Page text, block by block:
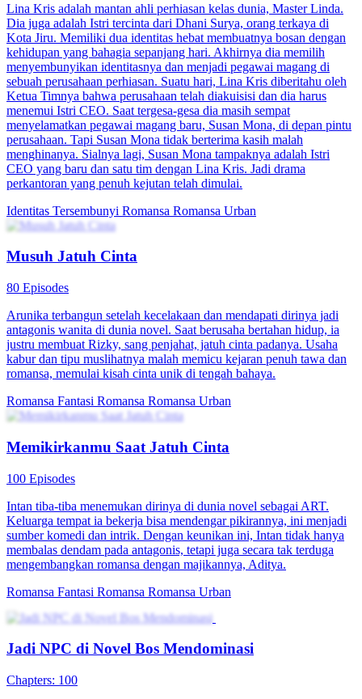
Lina Kris adalah mantan ahli perhiasan kelas dunia, Master Linda.
Dia juga adalah Istri tercinta dari Dhani Surya, orang terkaya di
Kota Jiru. Memiliki dua identitas hebat membuatnya bosan dengan
kehidupan yang bahagia sepanjang hari. Akhirnya dia memilih
menyembunyikan identitasnya dan menjadi pegawai magang di
sebuah perusahaan perhiasan. Suatu hari, Lina Kris diberitahu oleh
Ketua Timnya bahwa perusahaan telah diakuisisi dan dia harus
menemui Istri CEO. Saat tergesa-gesa dia masih sempat
menyelamatkan pegawai magang baru, Susan Mona, di depan pintu
perusahaan. Tapi Susan Mona tidak berterima kasih malah
menghinanya. Sialnya lagi, Susan Mona tampaknya adalah Istri
CEO yang baru dan satu tim dengan Lina Kris. Jadi drama
perkantoran yang penuh kejutan telah dimulai.
Identitas Tersembunyi Romansa Romansa Urban
Musuh Jatuh Cinta
80 Episodes
Arunika terbangun setelah kecelakaan dan mendapati dirinya jadi
antagonis wanita di dunia novel. Saat berusaha bertahan hidup, ia
justru membuat Rizky, sang penjahat, jatuh cinta padanya. Usaha
kabur dan tipu muslihatnya malah memicu kejaran penuh tawa dan
romansa, memulai kisah cinta unik di tengah bahaya.
Romansa Fantasi Romansa Romansa Urban
Memikirkanmu Saat Jatuh Cinta
100 Episodes
Intan tiba-tiba menemukan dirinya di dunia novel sebagai ART.
Keluarga tempat ia bekerja bisa mendengar pikirannya, ini menjadi
sumber komedi dan intrik. Dengan keunikan ini, Intan tidak hanya
membalas dendam pada antagonis, tetapi juga secara tak terduga
mengembangkan romansa dengan majikannya, Aditya.
Romansa Fantasi Romansa Romansa Urban
Jadi NPC di Novel Bos Mendominasi
Chapters: 100